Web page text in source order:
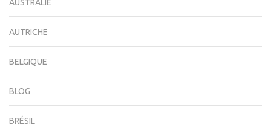
AUSTRALIE
AUTRICHE
BELGIQUE
BLOG
BRÉSIL